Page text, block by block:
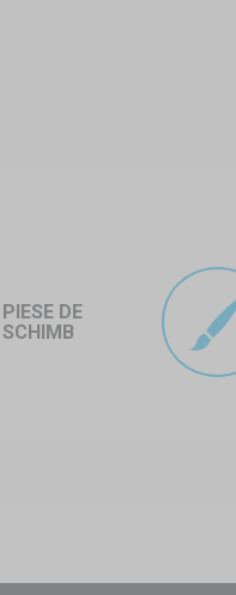
PIESE DE
SCHIMB